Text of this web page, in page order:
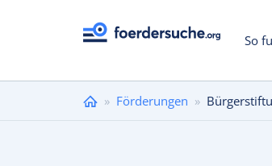
So
Sie
» Förderungen »